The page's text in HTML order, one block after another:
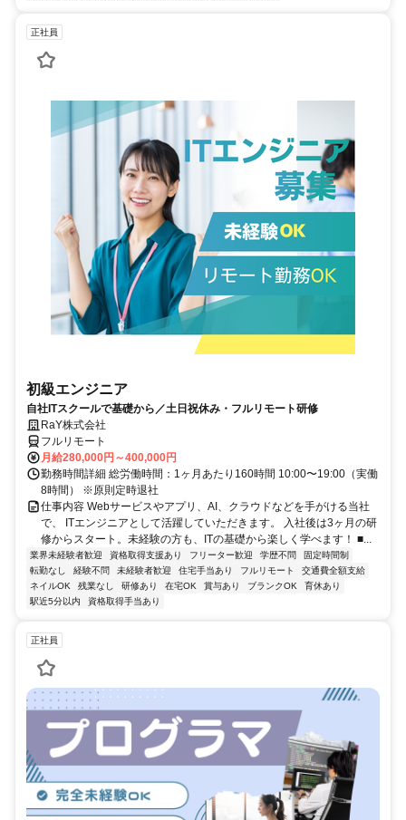
正社員
初級エンジニア
自社ITスクールで基礎から／土日祝休み・フルリモート研修
RaY株式会社
フルリモート
月給280,000円～400,000円
勤務時間詳細 総労働時間：1ヶ月あたり160時間 10:00〜19:00（実働
8時間） ※原則定時退社
仕事内容 Webサービスやアプリ、AI、クラウドなどを手がける当社
で、 ITエンジニアとして活躍していただきます。 入社後は3ヶ月の研
修からスタート。未経験の方も、ITの基礎から楽しく学べます！ ■...
業界未経験者歓迎 資格取得支援あり フリーター歓迎 学歴不問
固定時間制
転勤なし
経験不問 未経験者歓迎 住宅手当あり フルリモート
交通費全額支給
ネイルOK
残業なし 研修あり 在宅OK 賞与あり ブランクOK
育休あり
駅近5分以内
資格取得手当あり
正社員